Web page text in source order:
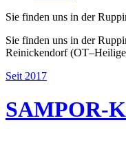
Sie finden uns in der
Sie finden uns in der
Reinickendorf
Seit 2017
SAMPOR-